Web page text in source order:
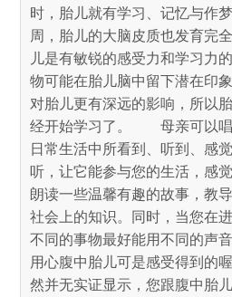
时，胎儿就有学习、记忆与作
周，胎儿的大脑皮质也发育完全
儿是有敏锐的感受力和学习力
物可能在胎儿脑中留下潜在印
对胎儿更有深远的影响，所以
经开始学习了。
母亲可以唱
日常生活中所看到、听到、感
听，让它能参与您的生活，感
朗读一些温馨有趣的故事，教
社会上的知识。同时，当您在
不同的事物最好能用不同的声
用心腹中胎儿可是感受得到的喔
然并无实证显示，您跟腹中胎